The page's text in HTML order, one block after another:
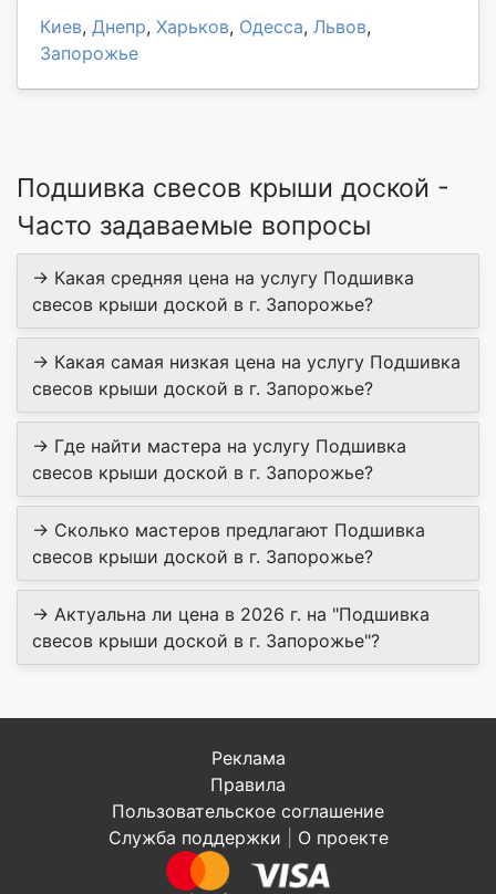
Киев, Днепр, Харьков, Одесса, Львов,
Запорожье
Подшивка свесов крыши доской -
Часто задаваемые вопросы
→ Какая средняя цена на услугу Подшивка
свесов крыши доской в г. Запорожье?
→ Какая самая низкая цена на услугу Подшивка
свесов крыши доской в г. Запорожье?
→ Где найти мастера на услугу Подшивка
свесов крыши доской в г. Запорожье?
→ Сколько мастеров предлагают Подшивка
свесов крыши доской в г. Запорожье?
→ Актуальна ли цена в 2026 г. на "Подшивка
свесов крыши доской в г. Запорожье"?
Реклама
Правила
Пользовательское соглашение
Служба поддержки
О проекте